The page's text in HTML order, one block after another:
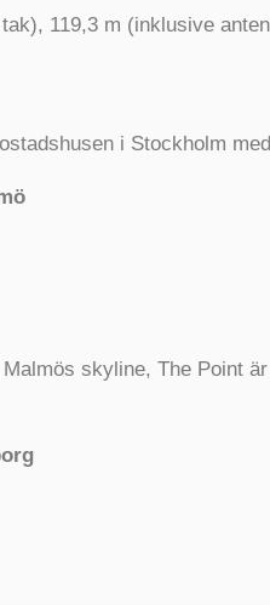
119,3 m (inklusive
i Stockholm
skyline, The Point